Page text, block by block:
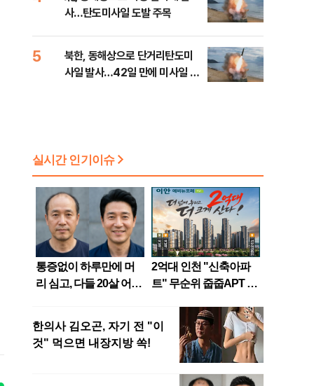
사…탄도미사일 도발 주목
5
북한, 동해상으로 단거리탄도미
사일 발사…42일 만에 미사일 도